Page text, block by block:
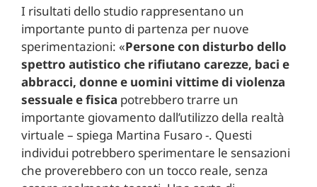
I risultati dello studio rappresentano un
importante punto di partenza per nuove
sperimentazioni: «Persone con disturbo dello
spettro autistico che rifiutano carezze, baci e
abbracci, donne e uomini vittime di violenza
sessuale e fisica potrebbero trarre un
importante giovamento dall’utilizzo della realtà
virtuale – spiega Martina Fusaro -. Questi
individui potrebbero sperimentare le sensazioni
che proverebbero con un tocco reale, senza